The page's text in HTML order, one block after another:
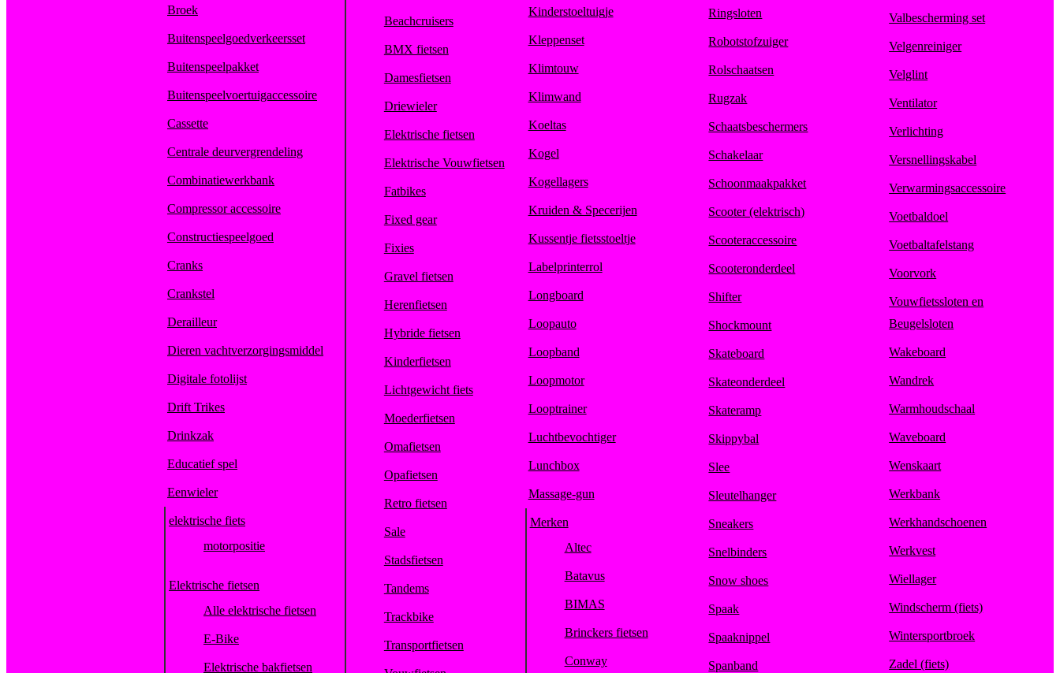
Broek
Buitenspeelgoedverkeersset
Buitenspeelpakket
Buitenspeelvoertuigaccessoire
Cassette
Centrale deurvergrendeling
Combinatiewerkbank
Compressor accessoire
Constructiespeelgoed
Cranks
Crankstel
Derailleur
Dieren vachtverzorgingsmiddel
Digitale fotolijst
Drift Trikes
Drinkzak
Educatief spel
Eenwieler
elektrische fiets
motorpositie
Elektrische fietsen
Alle elektrische fietsen
E-Bike
Elektrische bakfietsen
Beachcruisers
BMX fietsen
Damesfietsen
Driewieler
Elektrische fietsen
Elektrische Vouwfietsen
Fatbikes
Fixed gear
Fixies
Gravel fietsen
Herenfietsen
Hybride fietsen
Kinderfietsen
Lichtgewicht fiets
Moederfietsen
Omafietsen
Opafietsen
Retro fietsen
Sale
Stadsfietsen
Tandems
Trackbike
Transportfietsen
Kinderstoeltuigje
Kleppenset
Klimtouw
Klimwand
Koeltas
Kogel
Kogellagers
Kruiden & Specerijen
Kussentje fietsstoeltje
Labelprinterrol
Longboard
Loopauto
Loopband
Loopmotor
Looptrainer
Luchtbevochtiger
Lunchbox
Massage-gun
Merken
Altec
Batavus
BIMAS
Brinckers fietsen
Conway
Ringsloten
Robotstofzuiger
Rolschaatsen
Rugzak
Schaatsbeschermers
Schakelaar
Schoonmaakpakket
Scooter (elektrisch)
Scooteraccessoire
Scooteronderdeel
Shifter
Shockmount
Skateboard
Skateonderdeel
Skateramp
Skippybal
Slee
Sleutelhanger
Sneakers
Snelbinders
Snow shoes
Spaak
Spaaknippel
Spanband
Valbescherming set
Velgenreiniger
Velglint
Ventilator
Verlichting
Versnellingskabel
Verwarmingsaccessoire
Voetbaldoel
Voetbaltafelstang
Voorvork
Vouwfietssloten en
Beugelsloten
Wakeboard
Wandrek
Warmhoudschaal
Waveboard
Wenskaart
Werkbank
Werkhandschoenen
Werkvest
Wiellager
Windscherm (fiets)
Wintersportbroek
Zadel (fiets)